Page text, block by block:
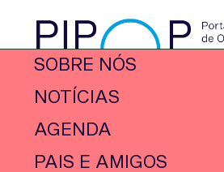
SOBRE NÓS
NOTÍCIAS
AGENDA
PAIS E AMIGOS